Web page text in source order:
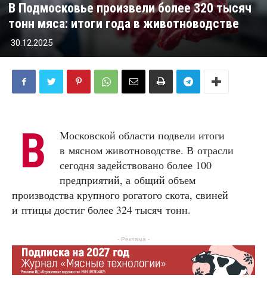
В Подмосковье произвели более 320 тысяч
тонн мяса: итоги года в животноводстве
30.12.2025
В
Московской области подвели итоги
в мясном животноводстве. В отрасли
сегодня задействовано более 100
предприятий, а общий объем
производства крупного рогатого скота, свиней
и птицы достиг более 324 тысяч тонн.
- Реклама -